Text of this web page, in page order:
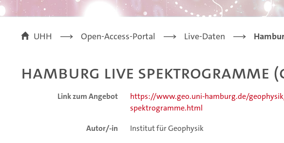
UHH Open-Access-Portal Live-Daten
Hamburg Live Spektrogramme
Link zum Angebot
https://www.geo.uni-hamburg.de/
spektrogramme.html
Autor/-in
Institut für Geophysik